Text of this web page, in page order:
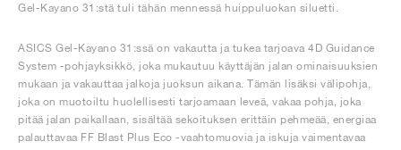
Gel-Kayano 31:stä tuli tähän mennessä huippuluokan siluetti.
ASICS Gel-Kayano 31:ssä on vakautta ja tukea tarjoava 4D Guidance
System -pohjayksikkö, joka mukautuu käyttäjän jalan ominaisuuksien
mukaan ja vakauttaa jalkoja juoksun aikana. Tämän lisäksi välipohja,
joka on muotoiltu huolellisesti tarjoamaan leveä, vakaa pohja, joka
pitää jalan paikallaan, sisältää sekoituksen erittäin pehmeää, energiaa
palauttavaa FF Blast Plus Eco -vaahtomuovia ja iskuja vaimentavaa